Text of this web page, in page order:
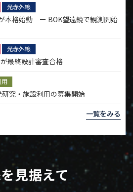
光赤外線
本格始動 ー BOK望遠鏡で観測開始
光赤外線
最終設計審査合格
用
究・施設利用の募集開始
一覧をみる
見据えて